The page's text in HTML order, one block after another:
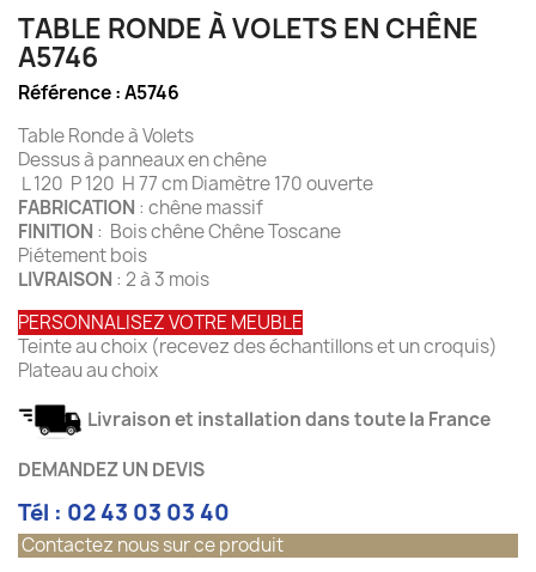
TABLE RONDE À VOLETS EN CHÊNE
A5746
Référence :A5746
Table Ronde à Volets
Dessus à panneaux en chêne
L 120 P 120 H 77 cm Diamètre 170 ouverte
FABRICATION : chêne massif
FINITION : Bois chêne Chêne Toscane
Piétement bois
LIVRAISON : 2 à 3 mois
PERSONNALISEZ VOTRE MEUBLE
Teinte au choix (recevez des échantillons et un croquis)
Plateau au choix
Livraison et installation dans toute la France
DEMANDEZ UN DEVIS
Tél : 02 43 03 03 40
Contactez nous sur ce produit